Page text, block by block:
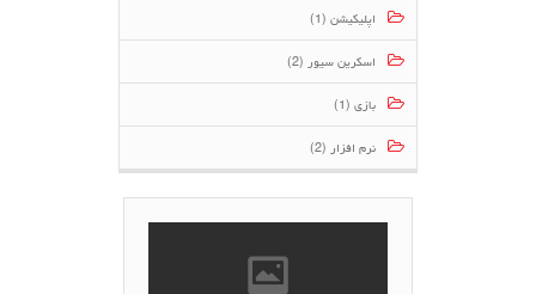
اپلیکیشن (1)
اسکرین سیور (2)
بازی (1)
نرم افزار (2)